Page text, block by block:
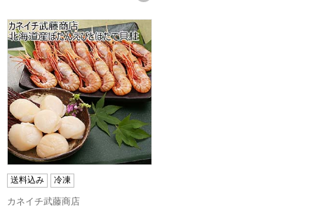
カネイチ武藤商店 北海道産ぼたんえびとほたて貝柱【おい
送料込み 冷凍
カネイチ武藤商店